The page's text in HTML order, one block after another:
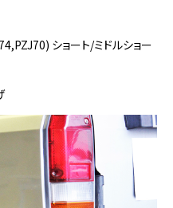
ショート/ミドルショー